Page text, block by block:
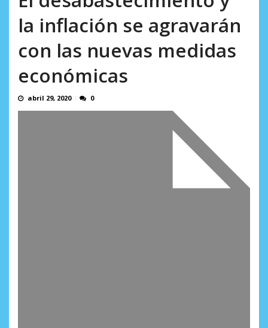
la inflación se agravarán
con las nuevas medidas
económicas
abril 29, 2020 0